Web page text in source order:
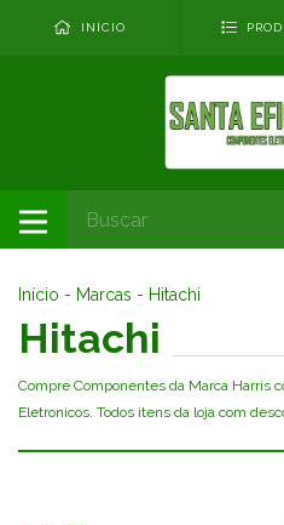
INÍCIO
Início - Marcas - Hitachi
Hitachi
Compre Componentes da Marca Harris
Eletronicos. Todos itens da loja com